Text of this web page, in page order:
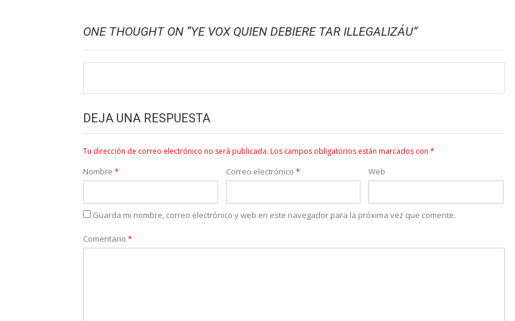
ONE THOUGHT ON “YE VOX QUIEN DEBIERE TAR ILLEGALIZÁU”
DEJA UNA RESPUESTA
Tu dirección de correo electrónico no será publicada. Los campos obligatorios están marcados con *
Nombre * Correo electrónico * Web
Guarda mi nombre, correo electrónico y web en este navegador para la próxima vez que comente.
Comentario *